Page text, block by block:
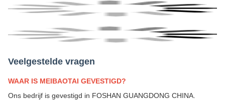
Veelgestelde vragen
WAAR IS MEIBAOTAI GEVESTIGD?
Ons bedrijf is gevestigd in FOSHAN GUANGDONG CHINA.